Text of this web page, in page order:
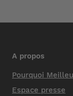
A propos
Pourquoi
Espace presse